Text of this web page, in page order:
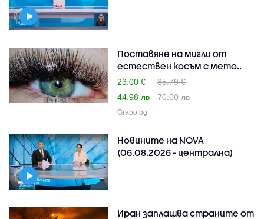
Поставяне на мигли от
естествен косъм с мето..
23.00 €
35.79 €
44.98 лв
70.00 лв
Grabo.bg
Новините на NOVA
(06.08.2026 - централна)
Иран заплашва страните от